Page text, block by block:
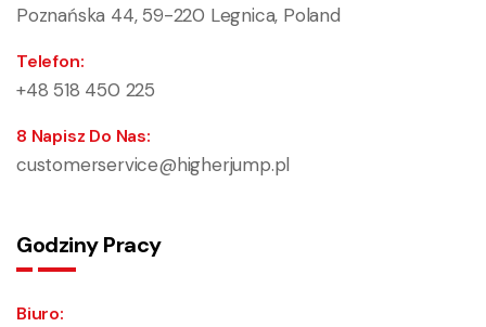
Poznańska 44, 59-220 Legnica, Poland
Telefon:
+48 518 450 225
8 Napisz Do Nas:
customerservice@higherjump.pl
Godziny Pracy
Biuro: